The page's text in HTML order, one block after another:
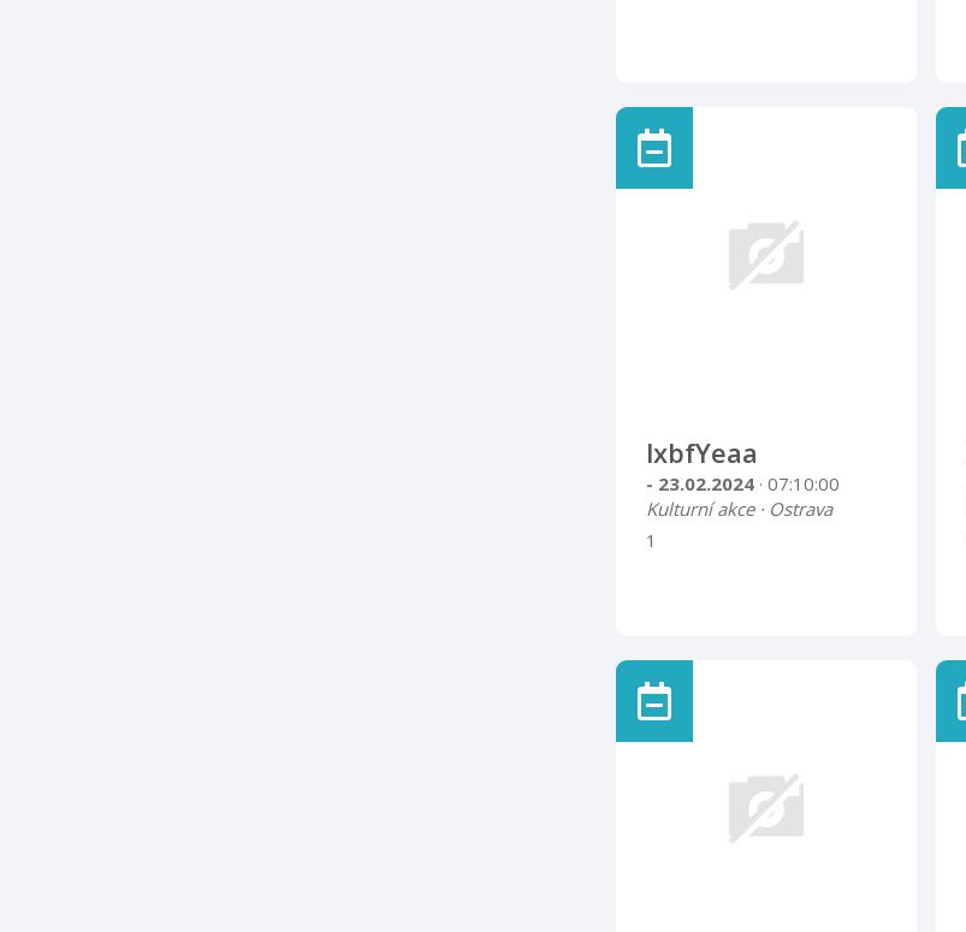
lxbfYeaa
- 23.02.2024 · 07:10:00
Kulturní akce · Ostrava
1